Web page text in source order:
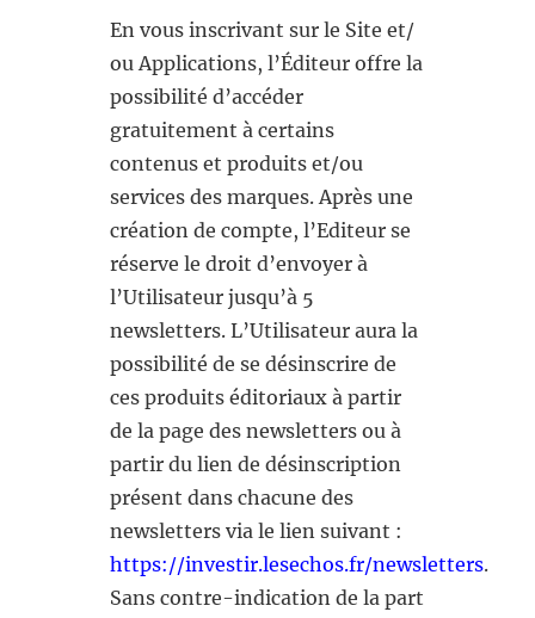
En vous inscrivant sur le Site et/
ou Applications, l’Éditeur offre la
possibilité d’accéder
gratuitement à certains
contenus et produits et/ou
services des marques. Après une
création de compte, l’Editeur se
réserve le droit d’envoyer à
l’Utilisateur jusqu’à 5
newsletters. L’Utilisateur aura la
possibilité de se désinscrire de
ces produits éditoriaux à partir
de la page des newsletters ou à
partir du lien de désinscription
présent dans chacune des
newsletters via le lien suivant :
https://investir.lesechos.fr/newsletters.
Sans contre-indication de la part